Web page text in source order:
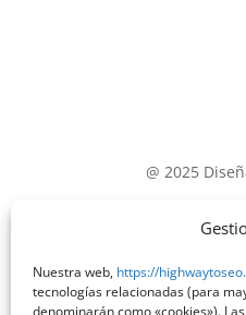
Nuestra web, https://
tecnologías relacionadas (para
denominarán como «cookies»).
@ 2025